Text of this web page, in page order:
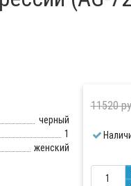
черный
1
женский
11520